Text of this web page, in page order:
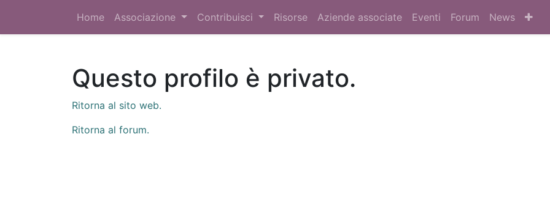
Home Associazione Contribuisci Risorse Aziende associate Eventi Forum News
Questo profilo è privato.
Ritorna al sito web.
Ritorna al forum.